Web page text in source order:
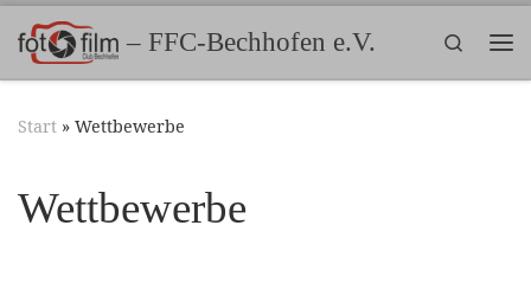
Zum Inhalt springen– FFC-Bechhofen e.V.
Search
Start » Wettbewerbe
Wettbewerbe